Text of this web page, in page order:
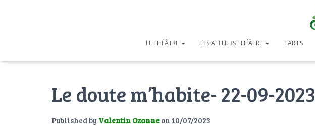
LE THÉÂTRE LES ATELIERS THÉÂTRE TARIFS
Le doute m’habite- 22-09-2023
Published by Valentin Ozanne on 10/07/2023